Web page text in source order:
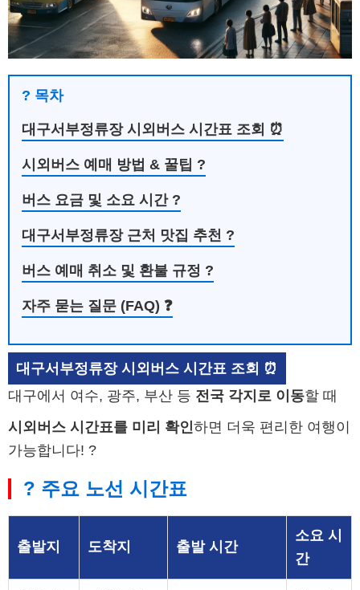
? 목차
대구서부정류장 시외버스 시간표 조회 ⏰
시외버스 예매 방법 & 꿀팁 ?️
버스 요금 및 소요 시간 ?
대구서부정류장 근처 맛집 추천 ?
버스 예매 취소 및 환불 규정 ?
자주 묻는 질문 (FAQ) ❓
대구서부정류장 시외버스 시간표 조회 ⏰
대구에서 여수, 광주, 부산 등 전국 각지로 이동할 때
시외버스 시간표를 미리 확인하면 더욱 편리한 여행이
가능합니다! ?
? 주요 노선 시간표
출발지 도착지 출발 시간
소요 시
간